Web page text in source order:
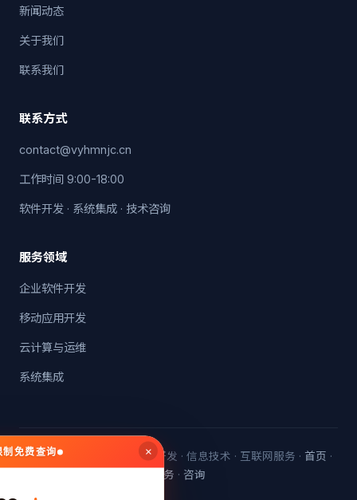
新闻动态
关于我们
联系我们
联系方式
contact@vyhmnjc.cn
工作时间 9:00-18:00
软件开发 · 系统集成 · 技术咨询
服务领域
企业软件开发
移动应用开发
云计算与运维
系统集成
© 2026 红多多科技 · 软件开发 · 信息技术 · 互联网服务 · 首页 ·
服务 · 咨询
×
免费查询